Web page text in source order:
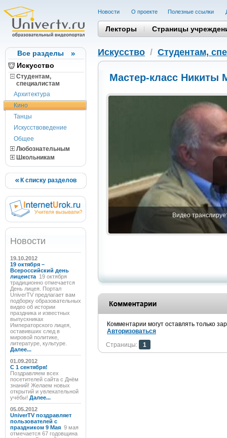
Все разделы
Искусство
Студентам,
cпециалистам
Архитектура
Кино
Танцы
Искусствоведение
Общее
Любознательным
Школьникам
К списку разделов
Новости
19.10.2012
19 октября –
Всероссийский день
лицеиста 19 октября
традиционно отмечается
День лицея. Портал
UniverTV предлагает вам
подборку образовательных
видео об истории
праздника и известных
выпускниках
Императорского лицея,
оставивших след в
мировой политике,
литературе, культуре.
Далее...
01.09.2012
C 1 сентября!
Поздравляем всех
посетителей сайта с Днём
знаний! Желаем новых
открытий и увлекательной
учёбы! Далее...
05.05.2012
UniverTV поздравляет
пользователей с
праздником 9 Мая 9 мая
отмечается 67 годовщина
Новости О проекте Полезные cсылки
Лекторы Страницы
Искусство / Студентам,
Мастер-класс Никиты
Видео
Комментарии могут оставлять только
Авторизоваться
Страницы:
1